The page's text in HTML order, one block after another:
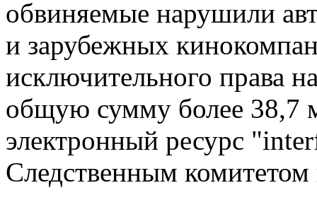
обвиняемые нарушили
и зарубежных
исключительного права
общую сумму более 38,7
электронный ресурс
Следственным